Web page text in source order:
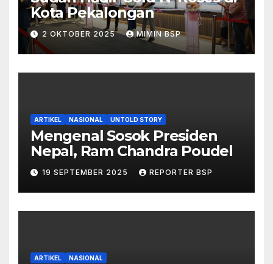
Kota Pekalongan
2 OKTOBER 2025 MIMIN BSP
ARTIKEL NASIONAL UNTOLD STORY
Mengenal Sosok Presiden
Nepal, Ram Chandra Poudel
19 SEPTEMBER 2025 REPORTER BSP
ARTIKEL NASIONAL